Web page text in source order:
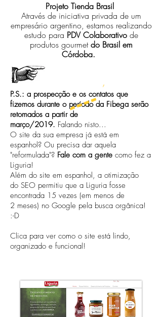
Projeto Tienda Brasil
Através de iniciativa privada de um
empresário argentino, estamos realizando
estudo para PDV Colaborativo de
produtos gourmetdo Brasil em
Córdoba.
P.S.: a prospecção e os contatos que
fizemos durante o período da Fibega serão
retomados a partir de
março/2019. Falando nisto...
O site da sua empresa já está em
espanhol? Ou precisa dar aquela
"reformulada"? Fale com a gente como fez a
Liguria!
Além do site em espanhol, a otimização
do SEO permitiu que a Liguria fosse
encontrada 15 vezes (em menos de
2 meses) no Google pela busca orgânica!
:-D
Clica para ver como o site está lindo,
organizado e funcional!